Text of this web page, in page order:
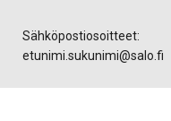
Sähköpostiosoitteet:
etunimi.sukunimi@salo.fi